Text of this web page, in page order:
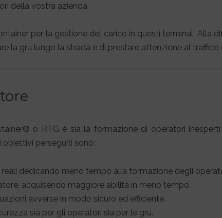
della vostra azienda.
per la gestione del carico in questi terminal. Alla
la gru lungo la strada e di prestare attenzione al
o RTG è sia la formazione di operatori
perseguiti sono:
dedicando meno tempo alla formazione degli
acquisendo maggiore abilità in meno tempo.
avverse in modo sicuro ed efficiente.
sia per gli operatori sia per le gru.